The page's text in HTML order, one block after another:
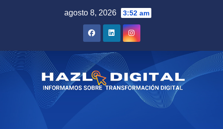
agosto 8, 2026 3:52 am